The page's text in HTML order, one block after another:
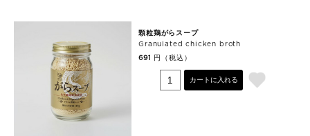
顆粒鶏がらスープ
Granulated chicken broth
691 円（税込）
カートに入れる